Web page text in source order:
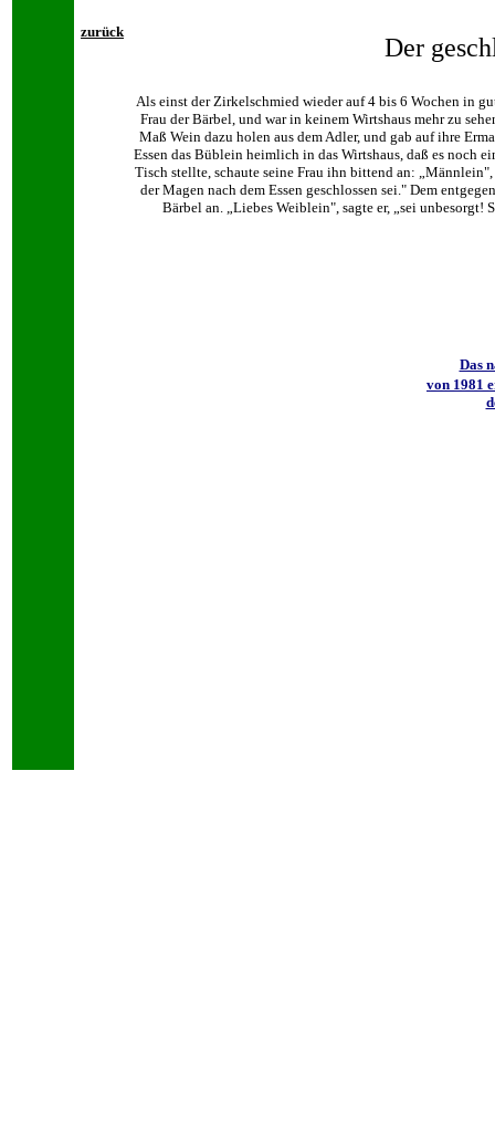
zurück
Der
Als einst der Zirkelschmied wieder auf 4 bis 6 Wochen in
Frau der Bärbel, und war in keinem Wirtshaus mehr zu
Maß Wein dazu holen aus dem Adler, und gab auf ihre
Essen das Büblein heimlich in das Wirtshaus, daß es noch
Tisch stellte, schaute seine Frau ihn bittend an:
der Magen nach dem Essen geschlossen sei." Dem
Bärbel an. „Liebes Weiblein", sagte er, „sei
Das
von 1981